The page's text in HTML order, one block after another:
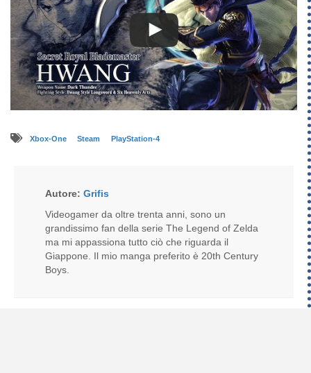
Xbox-One Steam PlayStation-4
Autore: Grifis
Videogamer da oltre trenta anni, sono un
grandissimo fan della serie The Legend of Zelda
ma mi appassiona tutto ciò che riguarda il
Giappone. Il mio manga preferito è 20th Century
Boys.